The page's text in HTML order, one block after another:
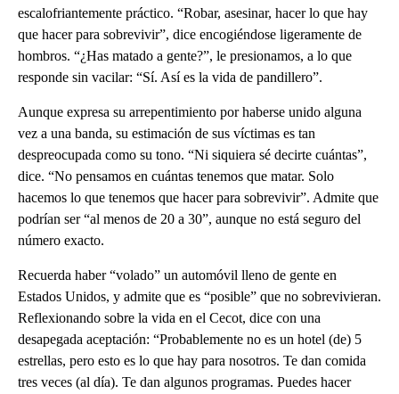
escalofriantemente práctico. “Robar, asesinar, hacer lo que hay
que hacer para sobrevivir”, dice encogiéndose ligeramente de
hombros. “¿Has matado a gente?”, le presionamos, a lo que
responde sin vacilar: “Sí. Así es la vida de pandillero”.
Aunque expresa su arrepentimiento por haberse unido alguna
vez a una banda, su estimación de sus víctimas es tan
despreocupada como su tono. “Ni siquiera sé decirte cuántas”,
dice. “No pensamos en cuántas tenemos que matar. Solo
hacemos lo que tenemos que hacer para sobrevivir”. Admite que
podrían ser “al menos de 20 a 30”, aunque no está seguro del
número exacto.
Recuerda haber “volado” un automóvil lleno de gente en
Estados Unidos, y admite que es “posible” que no sobrevivieran.
Reflexionando sobre la vida en el Cecot, dice con una
desapegada aceptación: “Probablemente no es un hotel (de) 5
estrellas, pero esto es lo que hay para nosotros. Te dan comida
tres veces (al día). Te dan algunos programas. Puedes hacer